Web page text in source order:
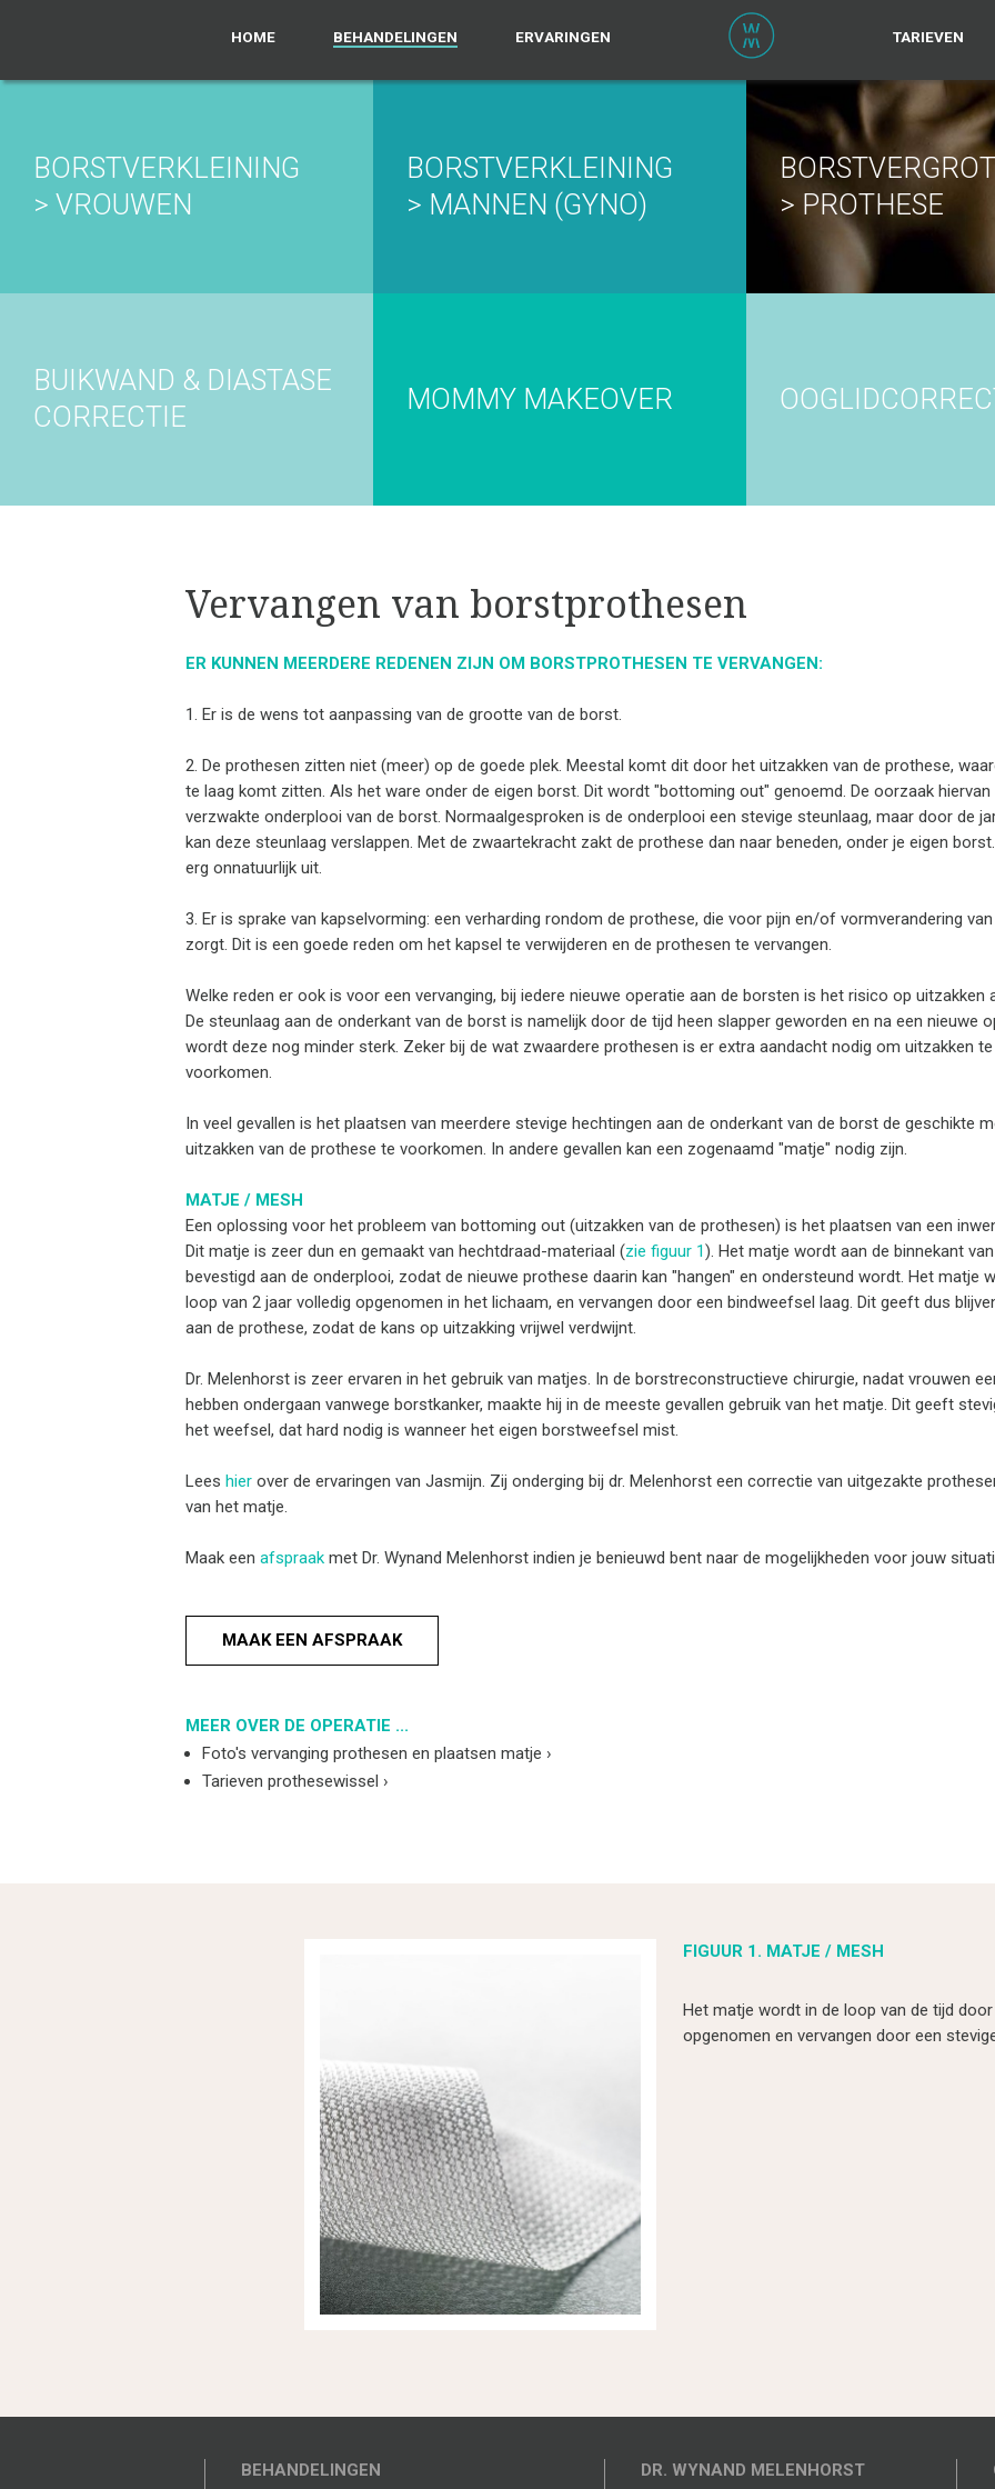
HOME BEHANDELINGEN ERVARINGEN TARIEVEN
BORSTVERKLEINING
> VROUWEN
BORSTVERKLEINING
> MANNEN (GYNO)
> PROTHESE
BUIKWAND & DIASTASE
CORRECTIE
MOMMY MAKEOVER
Vervangen van borstprothesen
ER KUNNEN MEERDERE REDENEN ZIJN OM BORSTPROTHESEN TE VERVANGEN:
1. Er is de wens tot aanpassing van de grootte van de borst.
2. De prothesen zitten niet (meer) op de goede plek. Meestal komt dit door het uitzakken van de prothese,
te laag komt zitten. Als het ware onder de eigen borst. Dit wordt "bottoming out" genoemd. De oorzaak hiervan
verzwakte onderplooi van de borst. Normaalgesproken is de onderplooi een stevige steunlaag, maar door de
kan deze steunlaag verslappen. Met de zwaartekracht zakt de prothese dan naar beneden, onder je eigen
erg onnatuurlijk uit.
3. Er is sprake van kapselvorming: een verharding rondom de prothese, die voor pijn en/of vormverandering
zorgt. Dit is een goede reden om het kapsel te verwijderen en de prothesen te vervangen.
Welke reden er ook is voor een vervanging, bij iedere nieuwe operatie aan de borsten is het risico op uitzakken
De steunlaag aan de onderkant van de borst is namelijk door de tijd heen slapper geworden en na een nieuwe
wordt deze nog minder sterk. Zeker bij de wat zwaardere prothesen is er extra aandacht nodig om uitzakken te
voorkomen.
In veel gevallen is het plaatsen van meerdere stevige hechtingen aan de onderkant van de borst de geschikte
uitzakken van de prothese te voorkomen. In andere gevallen kan een zogenaamd "matje" nodig zijn.
MATJE / MESH
Een oplossing voor het probleem van bottoming out (uitzakken van de prothesen) is het plaatsen van een
Dit matje is zeer dun en gemaakt van hechtdraad-materiaal (zie figuur 1). Het matje wordt aan de binnekant
bevestigd aan de onderplooi, zodat de nieuwe prothese daarin kan "hangen" en ondersteund wordt. Het matje
loop van 2 jaar volledig opgenomen in het lichaam, en vervangen door een bindweefsel laag. Dit geeft dus
aan de prothese, zodat de kans op uitzakking vrijwel verdwijnt.
Dr. Melenhorst is zeer ervaren in het gebruik van matjes. In de borstreconstructieve chirurgie, nadat vrouwen
hebben ondergaan vanwege borstkanker, maakte hij in de meeste gevallen gebruik van het matje. Dit geeft
het weefsel, dat hard nodig is wanneer het eigen borstweefsel mist.
Lees hierover de ervaringen van Jasmijn. Zij onderging bij dr. Melenhorst een correctie van uitgezakte
van het matje.
Maak een afspraakmet Dr. Wynand Melenhorst indien je benieuwd bent naar de mogelijkheden voor jouw
MAAK EEN AFSPRAAK
MEER OVER DE OPERATIE ...
Foto's vervanging prothesen en plaatsen matje ›
Tarieven prothesewissel ›
FIGUUR 1. MATJE / MESH
Het matje wordt in de loop van de tijd
opgenomen en vervangen door een
BEHANDELINGEN DR. WYNAND MELENHORST